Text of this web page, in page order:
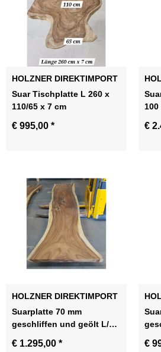
HOLZNER DIREKTIMPORT
Suar Tischplatte L 260 x
110/65 x 7 cm
€ 995,00 * €
HOLZNER DIREKTIMPORT
Suarplatte 70 mm
geschliffen und geölt L/B
€ 1.295,00 * €